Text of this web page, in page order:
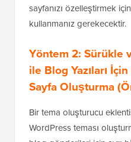
sayfanızı özelleştirmek
kullanmanız gerekecektir.
Yöntem 2: Sürükle
ile Blog Yazıları
Sayfa Oluşturma
Bir tema oluşturucu
WordPress teması